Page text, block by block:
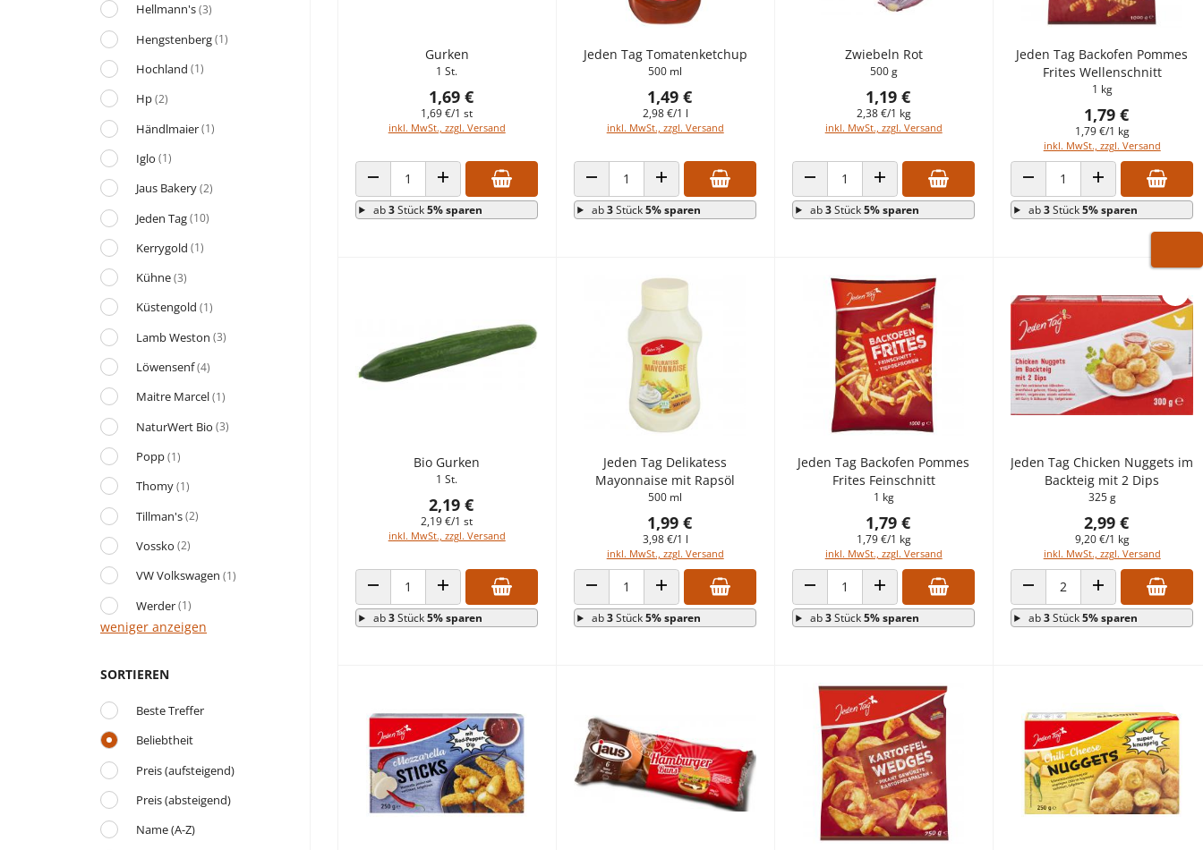
Hellmann's(3)
Hengstenberg(1)
Hochland (1)
Hp(2)
Händlmaier(1)
Iglo (1)
Jaus Bakery(2)
Jeden Tag(10)
Kerrygold (1)
Kühne(3)
Küstengold (1)
Lamb Weston (3)
Löwensenf(4)
Maitre Marcel(1)
NaturWert Bio (3)
Popp(1)
Thomy(1)
Tillman's(2)
Vossko (2)
VW Volkswagen (1)
Werder(1)
weniger anzeigen
SORTIEREN
Beste Treffer
Beliebtheit
Preis (aufsteigend)
Preis (absteigend)
Name (A-Z)
Gurken
1 St.
1,69 €
1,69 €/1 st
inkl. MwSt., zzgl. Versand
ANZAHL VERRINGERNANZAHL ERHÖHEN
ab3Stück5% sparen
Jeden Tag Tomatenketchup
500 ml
1,49 €
2,98 €/1 l
inkl. MwSt., zzgl. Versand
ANZAHL VERRINGERNANZAHL ERHÖHEN
ab3Stück5% sparen
Zwiebeln Rot
500 g
1,19 €
2,38 €/1 kg
inkl. MwSt., zzgl. Versand
ANZAHL VERRINGERNANZAHL ERHÖHEN
ab3Stück5% sparen
Jeden Tag Backofen Pommes
Frites Wellenschnitt
1 kg
1,79 €
1,79 €/1 kg
inkl. MwSt., zzgl. Versand
ANZAHL VERRINGERNANZAHL ERHÖHEN
ab3Stück5% sparen
Bio Gurken
1 St.
2,19 €
2,19 €/1 st
inkl. MwSt., zzgl. Versand
ANZAHL VERRINGERNANZAHL ERHÖHEN
ab3Stück5% sparen
Jeden Tag Delikatess
Mayonnaise mit Rapsöl
500 ml
1,99 €
3,98 €/1 l
inkl. MwSt., zzgl. Versand
ANZAHL VERRINGERNANZAHL ERHÖHEN
ab3Stück5% sparen
Jeden Tag Backofen Pommes
Frites Feinschnitt
1 kg
1,79 €
1,79 €/1 kg
inkl. MwSt., zzgl. Versand
ANZAHL VERRINGERNANZAHL ERHÖHEN
ab3Stück5% sparen
Jeden Tag Chicken Nuggets im
Backteig mit 2 Dips
325 g
2,99 €
9,20 €/1 kg
inkl. MwSt., zzgl. Versand
ANZAHL VERRINGERNANZAHL ERHÖHEN
ab3Stück5% sparen